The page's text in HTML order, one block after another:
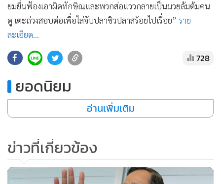
• อาชญากรรม
• Motoring
• เกม
• วิทยาศาสตร์
SMEs
• หุ้น
• อินโดจีน
•
• Factcheck
• ญี่ปุ่น
•
ยมยื่นฟ้องเอาผิดทักษิณและพวกส่อแววกลายเป็นมวยล้มต้มคน
ดู เตะถ่วงสอบต่อเพื่อไล่จับปลาซิวปลาสร้อยไปเรื่อย” ราย
ละเอียด...
728
ยอดนิยม
อ่านเพิ่มเติม
ข่าวที่เกี่ยวข้อง